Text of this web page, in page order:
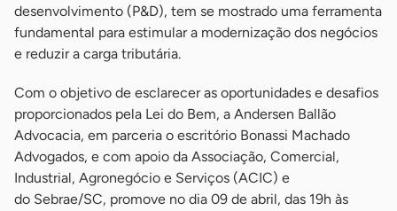
desenvolvimento (P&D), tem se mostrado uma ferramenta
fundamental para estimular a modernização dos negócios
e reduzir a carga tributária.
Com o objetivo de esclarecer as oportunidades e desafios
proporcionados pela Lei do Bem, a Andersen Ballão
Advocacia, em parceria o escritório Bonassi Machado
Advogados, e com apoio da Associação, Comercial,
Industrial, Agronegócio e Serviços (ACIC) e
do Sebrae/SC, promove no dia 09 de abril, das 19h às